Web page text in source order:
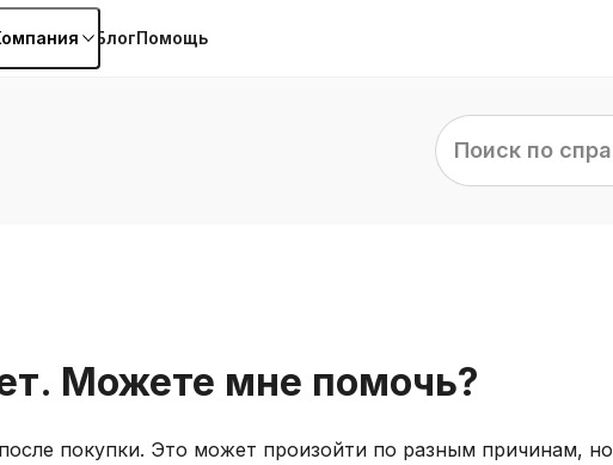
БлогПомощь
Поиск
по
справочным
Можете мне помочь?
покупки. Это может произойти по разным причинам, но